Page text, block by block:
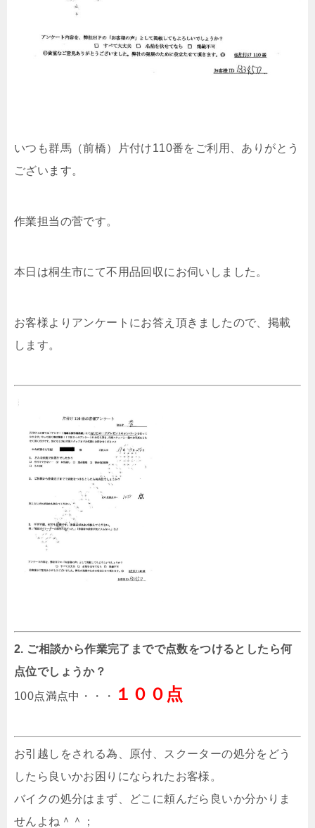
いつも群馬（前橋）片付け110番をご利用、ありがとう
ございます。
作業担当の菅です。
本日は桐生市にて不用品回収にお伺いしました。
お客様よりアンケートにお答え頂きましたので、掲載
します。
2. ご相談から作業完了までで点数をつけるとしたら何
点位でしょうか？
100点満点中・・・ １００点
お引越しをされる為、原付、スクーターの処分をどう
したら良いかお困りになられたお客様。
バイクの処分はまず、どこに頼んだら良いか分かりま
せんよね＾＾；